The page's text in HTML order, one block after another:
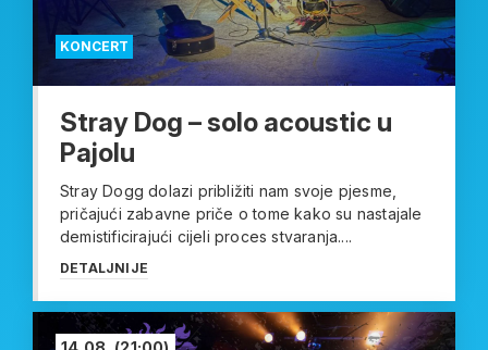
KONCERT
Stray Dog – solo acoustic u
Pajolu
Stray Dogg dolazi približiti nam svoje pjesme,
pričajući zabavne priče o tome kako su nastajale
demistificirajući cijeli proces stvaranja....
DETALJNIJE